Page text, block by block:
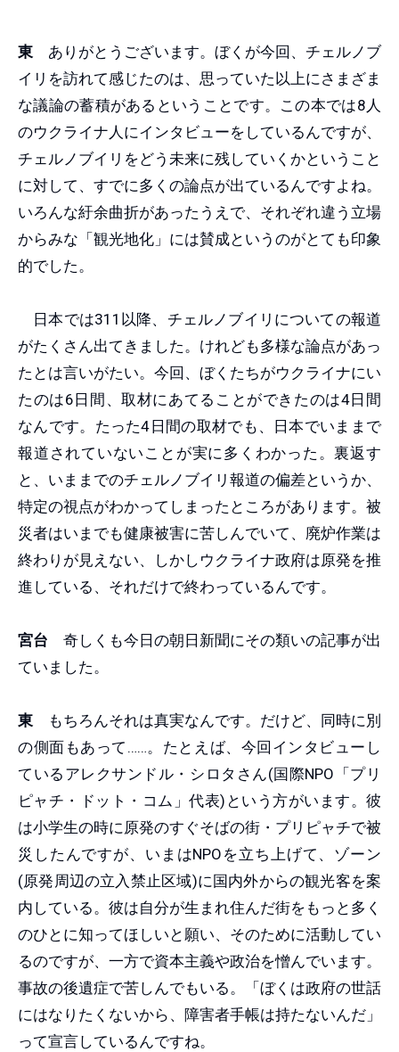
東 ありがとうございます。ぼくが今回、チェルノブ
イリを訪れて感じたのは、思っていた以上にさまざま
な議論の蓄積があるということです。この本では8人
のウクライナ人にインタビューをしているんですが、
チェルノブイリをどう未来に残していくかということ
に対して、すでに多くの論点が出ているんですよね。
いろんな紆余曲折があったうえで、それぞれ違う立場
からみな「観光地化」には賛成というのがとても印象
的でした。
日本では311以降、チェルノブイリについての報道
がたくさん出てきました。けれども多様な論点があっ
たとは言いがたい。今回、ぼくたちがウクライナにい
たのは6日間、取材にあてることができたのは4日間
なんです。たった4日間の取材でも、日本でいままで
報道されていないことが実に多くわかった。裏返す
と、いままでのチェルノブイリ報道の偏差というか、
特定の視点がわかってしまったところがあります。被
災者はいまでも健康被害に苦しんでいて、廃炉作業は
終わりが見えない、しかしウクライナ政府は原発を推
進している、それだけで終わっているんです。
宮台 奇しくも今日の朝日新聞にその類いの記事が出
ていました。
東 もちろんそれは真実なんです。だけど、同時に別
の側面もあって……。たとえば、今回インタビューし
ているアレクサンドル・シロタさん(国際NPO「プリ
ピャチ・ドット・コム」代表)という方がいます。彼
は小学生の時に原発のすぐそばの街・プリピャチで被
災したんですが、いまはNPOを立ち上げて、ゾーン
(原発周辺の立入禁止区域)に国内外からの観光客を案
内している。彼は自分が生まれ住んだ街をもっと多く
のひとに知ってほしいと願い、そのために活動してい
るのですが、一方で資本主義や政治を憎んでいます。
事故の後遺症で苦しんでもいる。「ぼくは政府の世話
にはなりたくないから、障害者手帳は持たないんだ」
って宣言しているんですね。